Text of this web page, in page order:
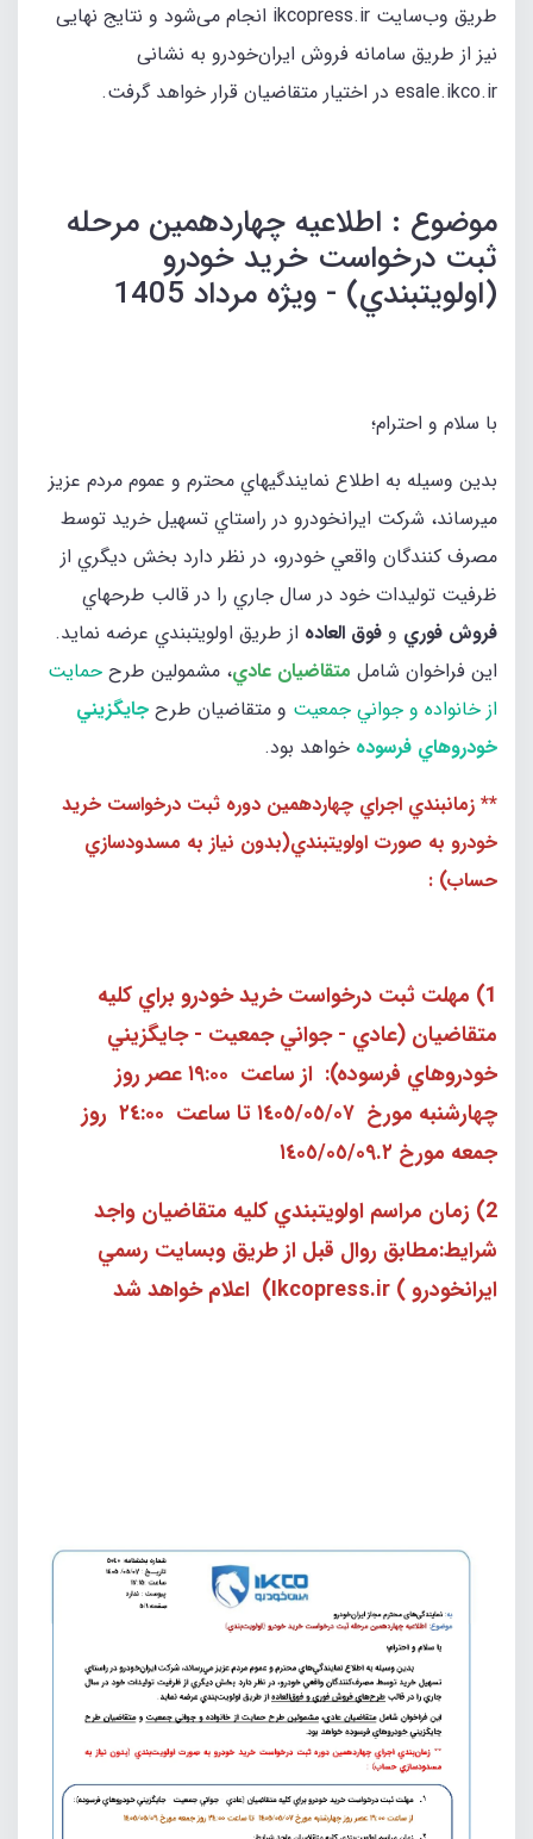
طریق وب‌سایت ikcopress.ir انجام می‌شود و نتایج نهایی
نیز از طریق سامانه فروش ایران‌خودرو به نشانی
esale.ikco.ir در اختیار متقاضیان قرار خواهد گرفت.
موضوع : اطلاعيه چهاردهمين مرحله
ثبت درخواست خريد خودرو
(اولويتبندي) - ویژه مرداد 1405
با سلام و احترام؛
بدين وسيله به اطلاع نمايندگيهاي محترم و عموم مردم عزيز
ميرساند، شركت ايرانخودرو در راستاي تسهيل خريد توسط
مصرف كنندگان واقعي خودرو، در نظر دارد بخش ديگري از
ظرفيت توليدات خود در سال جاري را در قالب طرحهاي
فروش فوري و فوق العاده از طريق اولويتبندي عرضه نمايد.
اين فراخوان شامل متقاضيان عادي، مشمولين طرح حمايت
از خانواده و جواني جمعيت و متقاضيان طرح جايگزيني
خودروهاي فرسوده خواهد بود.
** زمانبندي اجراي چهاردهمين دوره ثبت درخواست خريد
خودرو به صورت اولويتبندي(بدون نياز به مسدودسازي
حساب) :
1) مهلت ثبت درخواست خريد خودرو براي كليه
متقاضيان (عادي - جواني جمعيت - جايگزيني
خودروهاي فرسوده): از ساعت ١٩:٠٠ عصر روز
چهارشنبه مورخ ١٤٠٥/٠٥/٠٧ تا ساعت ٢٤:٠٠ روز
جمعه مورخ ١٤٠٥/٠٥/٠٩.٢
2) زمان مراسم اولويتبندي كليه متقاضيان واجد
شرايط:مطابق روال قبل از طريق وبسايت رسمي
ايرانخودرو ) Ikcopress.ir) اعلام خواهد شد